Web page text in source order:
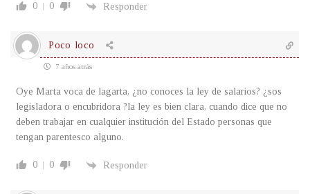
0 0 Responder
Poco loco
7 años atrás
Oye Marta voca de lagarta, ¿no conoces la ley de salarios? ¿sos
legisladora o encubridora ?la ley es bien clara, cuando dice que no
deben trabajar en cualquier institución del Estado personas que
tengan parentesco alguno.
0 0 Responder